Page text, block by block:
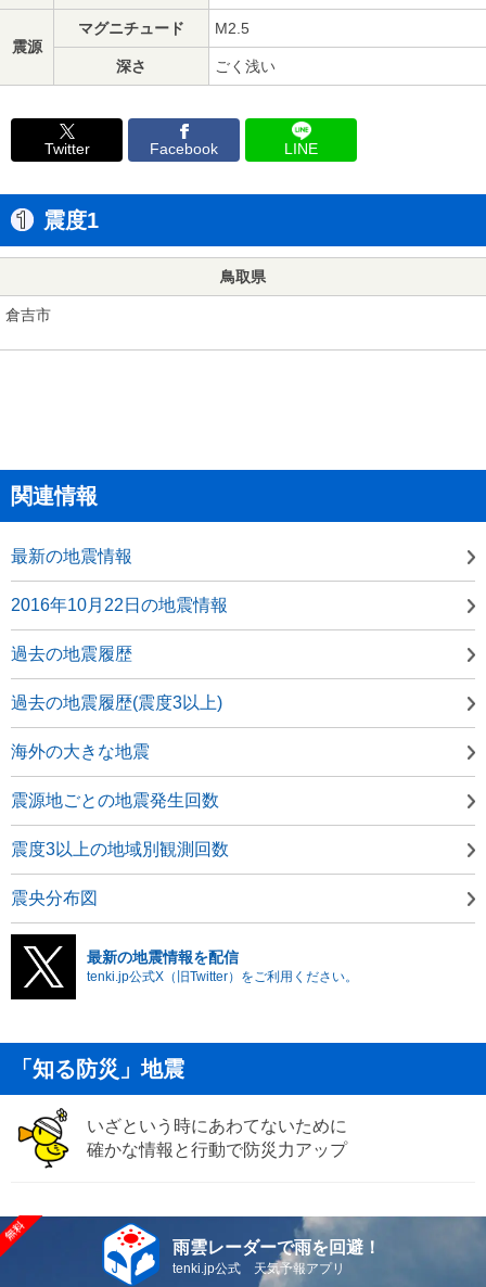
震源
マグニチュード M2.5
深さ ごく浅い
Twitter Facebook LINE
震度1
鳥取県
倉吉市
関連情報
最新の地震情報
2016年10月22日の地震情報
過去の地震履歴
過去の地震履歴(震度3以上)
海外の大きな地震
震源地ごとの地震発生回数
震度3以上の地域別観測回数
震央分布図
最新の地震情報を配信
tenki.jp公式X（旧Twitter）をご利用ください。
「知る防災」地震
いざという時にあわてないために
確かな情報と行動で防災力アップ
雨雲レーダーで雨を回避！
tenki.jp公式 天気予報アプリ